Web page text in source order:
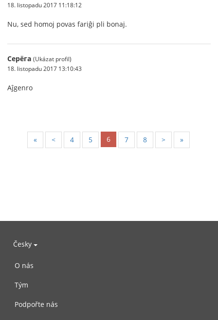
18. listopadu 2017 11:18:12
Nu, sed homoj povas fariĝi pli bonaj.
Серёга (Ukázat profil)
18. listopadu 2017 13:10:43
Aĵgenro
« < 4 5 6 7 8 > »
Česky
O nás
Tým
Podpořte nás